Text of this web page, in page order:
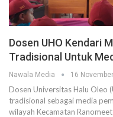
Dosen UHO Kendari
Tradisional Untuk
Nawala Media 16
Dosen Universitas Halu Oleo
tradisional sebagai media
wilayah Kecamatan